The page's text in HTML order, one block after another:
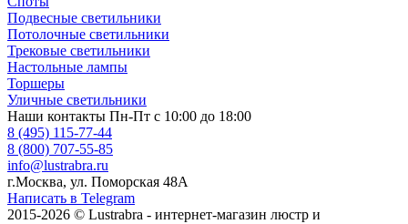
Подвесные светильники
Потолочные светильники
Трековые светильники
Настольные лампы
Торшеры
Уличные светильники
Наши контакты Пн-Пт с 10:00 до 18:00
8 (495) 115-77-44
8 (800) 707-55-85
info@lustrabra.ru
г.Москва, ул. Поморская 48А
Написать в Telegram
2015-2026 © Lustrabra - интернет-магазин люстр и